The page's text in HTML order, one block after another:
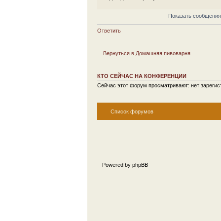
Показать
Ответить
Вернуться в Домашняя пивоварня
КТО СЕЙЧАС НА КОНФЕРЕНЦИИ
Сейчас этот форум просматривают: нет
Список форумов
Powered by phpBB